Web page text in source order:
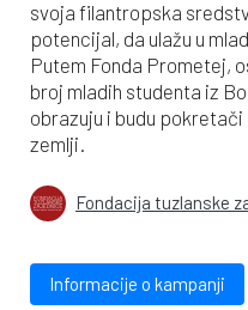
svoja filantropska
potencijal, da ulažu u
Putem Fonda Prometej,
broj mladih studenta iz
obrazuju i budu
zemlji.
Fondacija tuzlanske
Informacije o kampanji